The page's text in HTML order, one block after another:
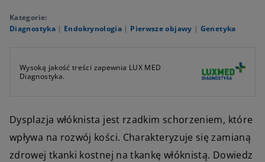
Kategorie:
Diagnostyka | Endokrynologia | Pierwsze objawy | Genetyka
Wysoką jakość treści zapewnia LUX MED
Diagnostyka.
Dysplazja włóknista jest rzadkim schorzeniem, które
wpływa na rozwój kości. Charakteryzuje się zamianą
zdrowej tkanki kostnej na tkankę włóknistą. Dowiedz